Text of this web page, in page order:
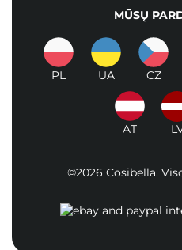
MŪSŲ
PL UA CZ
AT
©2026 Cosibella.